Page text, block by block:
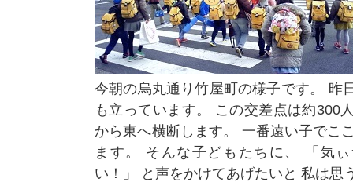
今朝の烏丸通り竹屋町の様子です。 昨
も立っています。 この交差点は約300
から東へ横断します。 一番遠い子でこ
ます。 そんな子どもたちに、 「気
い！」 と声をかけてあげたいと 私は思